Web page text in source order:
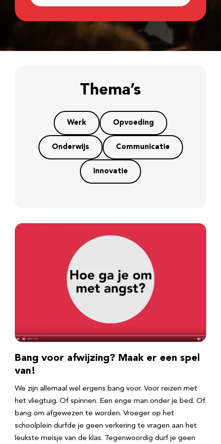
Thema’s
Werk Opvoeding
Onderwijs Communicatie
Innovatie
Bang voor afwijzing? Maak er een spel
van!
We zijn allemaal wel ergens bang voor. Voor reizen met
het vliegtuig. Of spinnen. Een enge man onder je bed. Of
bang om afgewezen te worden. Vroeger op het
schoolplein durfde je geen verkering te vragen aan het
leukste meisje van de klas. Tegenwoordig durf je geen